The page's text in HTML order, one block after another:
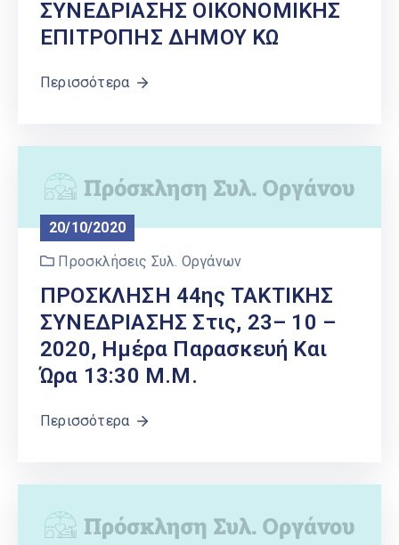
ΣΥΝΕΔΡΙΑΣΗΣ ΟΙΚΟΝΟΜΙΚΗΣ
ΕΠΙΤΡΟΠΗΣ ΔΗΜΟΥ ΚΩ
Περισσότερα
20/10/2020
Προσκλήσεις Συλ. Οργάνων
ΠΡΟΣΚΛΗΣΗ 44ης ΤΑΚΤΙΚΗΣ
ΣΥΝΕΔΡΙΑΣΗΣ Στις, 23– 10 –
2020, Ημέρα Παρασκευή Και
Ώρα 13:30 Μ.μ.
Περισσότερα